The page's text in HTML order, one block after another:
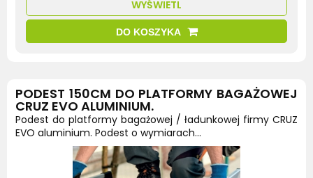
WYŚWIETL
DO KOSZYKA
PODEST 150CM DO PLATFORMY BAGAŻOWEJ
CRUZ EVO ALUMINIUM.
Podest do platformy bagażowej / ładunkowej firmy CRUZ
EVO aluminium. Podest o wymiarach...